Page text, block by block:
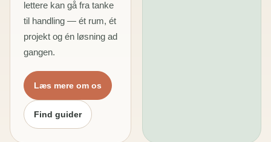
lettere kan gå fra tanke
til handling — ét rum, ét
projekt og én løsning ad
gangen.
Læs mere om os
Find guider